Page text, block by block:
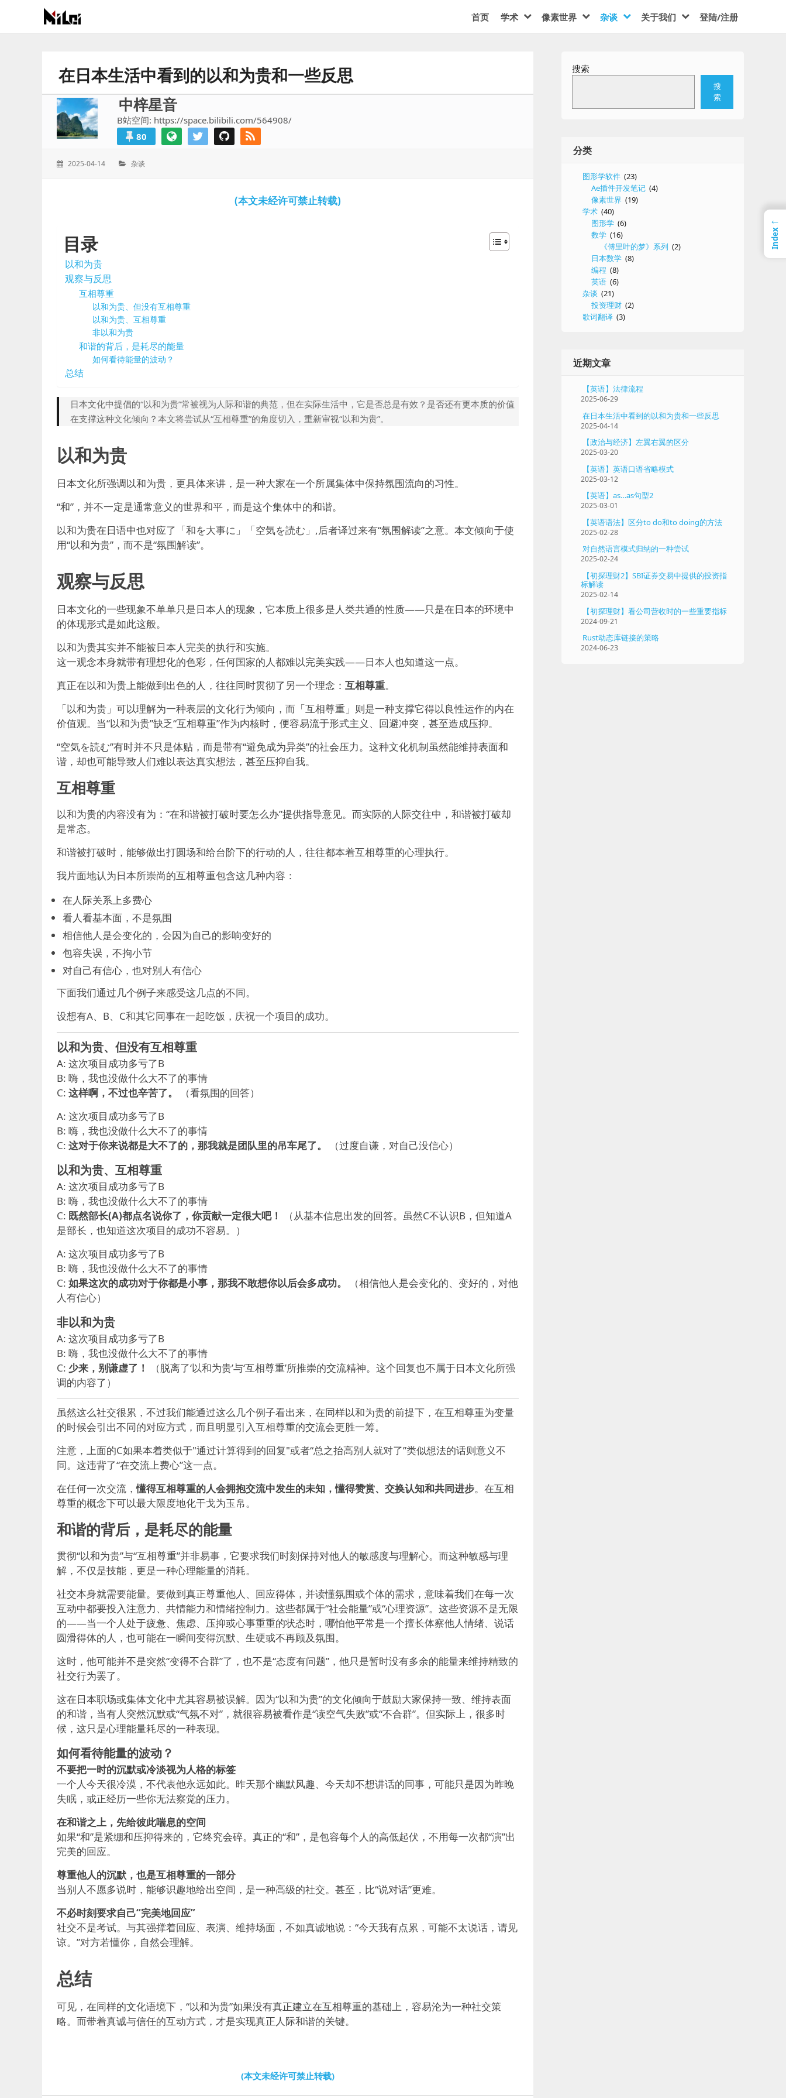
有
的
首页 学术 像素世界 杂谈 关于我们 登陆/注册
在日本生活中看到的以和为贵和一些反思
中梓星音
B站空间: https://space.bilibili.com/564908/
80
发
2025-04-14
分
杂谈
(本文未经许可禁止转载)
目录
以和为贵
观察与反思
互相尊重
以和为贵、但没有互相尊重
以和为贵、互相尊重
非以和为贵
和谐的背后，是耗尽的能量
如何看待能量的波动？
总结
日本文化中提倡的“以和为贵”常被视为人际和谐的典范，但在实际生活中，它是否总是有效？是否还有更本质的价值
在支撑这种文化倾向？本文将尝试从“互相尊重”的角度切入，重新审视“以和为贵”。
以和为贵
日本文化所强调以和为贵，更具体来讲，是一种大家在一个所属集体中保持氛围流向的习性。
“和”，并不一定是通常意义的世界和平，而是这个集体中的和谐。
以和为贵在日语中也对应了「和を大事に」「空気を読む」,后者译过来有“氛围解读”之意。本文倾向于使
用“以和为贵”，而不是“氛围解读”。
观察与反思
日本文化的一些现象不单单只是日本人的现象，它本质上很多是人类共通的性质——只是在日本的环境中
的体现形式是如此这般。
以和为贵其实并不能被日本人完美的执行和实施。
这一观念本身就带有理想化的色彩，任何国家的人都难以完美实践——日本人也知道这一点。
真正在以和为贵上能做到出色的人，往往同时贯彻了另一个理念： 互相尊重。
「以和为贵」可以理解为一种表层的文化行为倾向，而「互相尊重」则是一种支撑它得以良性运作的内在
价值观。当“以和为贵”缺乏“互相尊重”作为内核时，便容易流于形式主义、回避冲突，甚至造成压抑。
“空気を読む”有时并不只是体贴，而是带有“避免成为异类”的社会压力。这种文化机制虽然能维持表面和
谐，却也可能导致人们难以表达真实想法，甚至压抑自我。
互相尊重
以和为贵的内容没有为：“在和谐被打破时要怎么办”提供指导意见。而实际的人际交往中，和谐被打破却
是常态。
和谐被打破时，能够做出打圆场和给台阶下的行动的人，往往都本着互相尊重的心理执行。
我片面地认为日本所崇尚的互相尊重包含这几种内容：
在人际关系上多费心
看人看基本面，不是氛围
相信他人是会变化的，会因为自己的影响变好的
包容失误，不拘小节
对自己有信心，也对别人有信心
下面我们通过几个例子来感受这几点的不同。
设想有A、B、C和其它同事在一起吃饭，庆祝一个项目的成功。
以和为贵、但没有互相尊重
A: 这次项目成功多亏了B
B: 嗨，我也没做什么大不了的事情
C: 这样啊，不过也辛苦了。
（看氛围的回答）
A: 这次项目成功多亏了B
B: 嗨，我也没做什么大不了的事情
C: 这对于你来说都是大不了的，那我就是团队里的吊车尾了。 （过度自谦，对自己没信心）
以和为贵、互相尊重
A: 这次项目成功多亏了B
B: 嗨，我也没做什么大不了的事情
C: 既然部长(A)都点名说你了，你贡献一定很大吧！
（从基本信息出发的回答。虽然C不认识B，但知道A
是部长，也知道这次项目的成功不容易。）
A: 这次项目成功多亏了B
B: 嗨，我也没做什么大不了的事情
C: 如果这次的成功对于你都是小事，那我不敢想你以后会多成功。
（相信他人是会变化的、变好的，对他
人有信心）
非以和为贵
A: 这次项目成功多亏了B
B: 嗨，我也没做什么大不了的事情
C: 少来，别谦虚了！
（脱离了‘以和为贵’与‘互相尊重’所推崇的交流精神。这个回复也不属于日本文化所强
调的内容了）
虽然这么社交很累，不过我们能通过这么几个例子看出来，在同样以和为贵的前提下，在互相尊重为变量
的时候会引出不同的对应方式，而且明显引入互相尊重的交流会更胜一筹。
注意，上面的C如果本着类似于"通过计算得到的回复"或者“总之抬高别人就对了”类似想法的话则意义不
同。这违背了“在交流上费心”这一点。
在任何一次交流，懂得互相尊重的人会拥抱交流中发生的未知，懂得赞赏、交换认知和共同进步。在互相
尊重的概念下可以最大限度地化干戈为玉帛。
和谐的背后，是耗尽的能量
贯彻“以和为贵”与“互相尊重”并非易事，它要求我们时刻保持对他人的敏感度与理解心。而这种敏感与理
解，不仅是技能，更是一种心理能量的消耗。
社交本身就需要能量。要做到真正尊重他人、回应得体，并读懂氛围或个体的需求，意味着我们在每一次
互动中都要投入注意力、共情能力和情绪控制力。这些都属于“社会能量”或“心理资源”。这些资源不是无限
的——当一个人处于疲惫、焦虑、压抑或心事重重的状态时，哪怕他平常是一个擅长体察他人情绪、说话
圆滑得体的人，也可能在一瞬间变得沉默、生硬或不再顾及氛围。
这时，他可能并不是突然“变得不合群”了，也不是“态度有问题”，他只是暂时没有多余的能量来维持精致的
社交行为罢了。
这在日本职场或集体文化中尤其容易被误解。因为“以和为贵”的文化倾向于鼓励大家保持一致、维持表面
的和谐，当有人突然沉默或“气氛不对”，就很容易被看作是“读空气失败”或“不合群”。但实际上，很多时
候，这只是心理能量耗尽的一种表现。
如何看待能量的波动？
不要把一时的沉默或冷淡视为人格的标签
一个人今天很冷漠，不代表他永远如此。昨天那个幽默风趣、今天却不想讲话的同事，可能只是因为昨晚
失眠，或正经历一些你无法察觉的压力。
在和谐之上，先给彼此喘息的空间
如果“和”是紧绷和压抑得来的，它终究会碎。真正的“和”，是包容每个人的高低起伏，不用每一次都“演”出
完美的回应。
尊重他人的沉默，也是互相尊重的一部分
当别人不愿多说时，能够识趣地给出空间，是一种高级的社交。甚至，比“说对话”更难。
不必时刻要求自己“完美地回应”
社交不是考试。与其强撑着回应、表演、维持场面，不如真诚地说：“今天我有点累，可能不太说话，请见
谅。”对方若懂你，自然会理解。
总结
可见，在同样的文化语境下，“以和为贵”如果没有真正建立在互相尊重的基础上，容易沦为一种社交策
略。而带着真诚与信任的互动方式，才是实现真正人际和谐的关键。
(本文未经许可禁止转载)
搜索
搜
索
分类
图形学软件 (23)
Ae插件开发笔记 (4)
像素世界 (19)
学术 (40)
图形学 (6)
数学 (16)
《傅里叶的梦》系列 (2)
日本数学 (8)
编程 (8)
英语 (6)
杂谈 (21)
投资理财 (2)
歌词翻译 (3)
近期文章
【英语】法律流程
2025-06-29
在日本生活中看到的以和为贵和一些反思
2025-04-14
【政治与经济】左翼右翼的区分
2025-03-20
【英语】英语口语省略模式
2025-03-12
【英语】as…as句型2
2025-03-01
【英语语法】区分to do和to doing的方法
2025-02-28
对自然语言模式归纳的一种尝试
2025-02-24
【初探理财2】SBI证券交易中提供的投资指
标解读
2025-02-14
【初探理财】看公司营收时的一些重要指标
2024-09-21
Rust动态库链接的策略
2024-06-23
←
Index